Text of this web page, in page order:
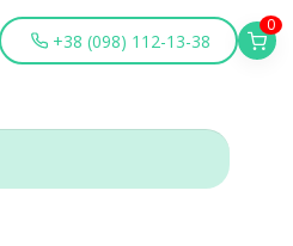
+38 (098) 112-13-38
0